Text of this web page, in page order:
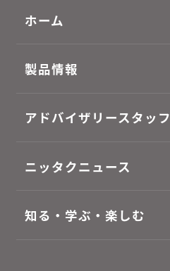
ホーム
製品情報
アドバイザリースタッフ
ニッタクニュース
知る・学ぶ・楽しむ